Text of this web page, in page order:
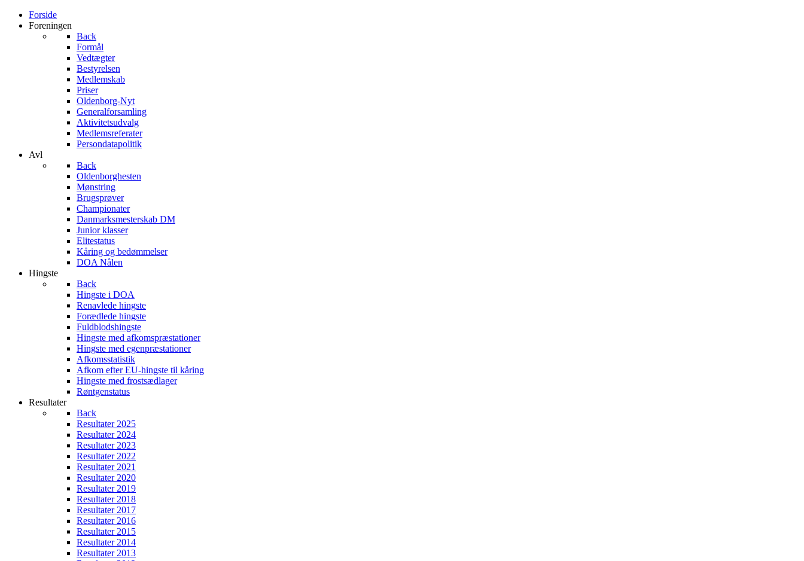
Forside
Foreningen
Back
Formål
Vedtægter
Bestyrelsen
Medlemskab
Priser
Oldenborg-Nyt
Generalforsamling
Aktivitetsudvalg
Medlemsreferater
Persondatapolitik
Avl
Back
Oldenborghesten
Mønstring
Brugsprøver
Championater
Danmarksmesterskab DM
Junior klasser
Elitestatus
Kåring og bedømmelser
DOA Nålen
Hingste
Back
Hingste i DOA
Renavlede hingste
Forædlede hingste
Fuldblodshingste
Hingste med afkomspræstationer
Hingste med egenpræstationer
Afkomsstatistik
Afkom efter EU-hingste til kåring
Hingste med frostsædlager
Røntgenstatus
Resultater
Back
Resultater 2025
Resultater 2024
Resultater 2023
Resultater 2022
Resultater 2021
Resultater 2020
Resultater 2019
Resultater 2018
Resultater 2017
Resultater 2016
Resultater 2015
Resultater 2014
Resultater 2013